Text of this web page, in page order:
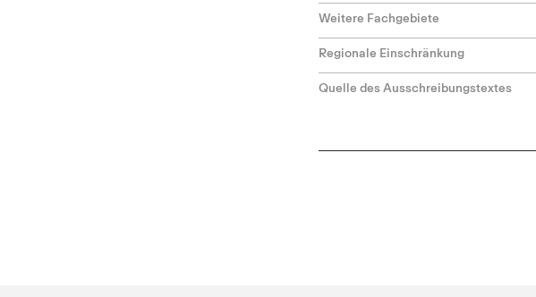
Weitere Fachgebiete
Regionale Einschränkung
Quelle des Ausschreibungstextes